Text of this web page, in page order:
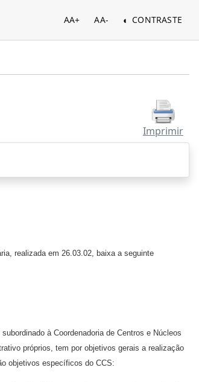
AA+ AA- CONTRASTE
Imprimir
realizada em 26.03.02, baixa a seguinte
à Coordenadoria de Centros e Núcleos
próprios, tem por objetivos gerais a realização
objetivos específicos do CCS: